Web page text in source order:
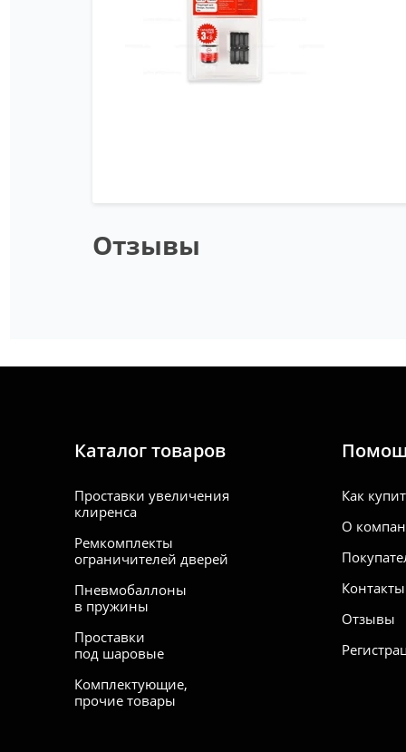
Отзывы
Каталог товаров
Проставки увеличения
клиренса
Ремкомплекты
ограничителей дверей
Пневмобаллоны
в пружины
Проставки
под шаровые
Комплектующие,
прочие товары
Как
О
Контакты
Отзывы